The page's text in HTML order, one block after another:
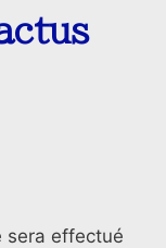
sera effectué